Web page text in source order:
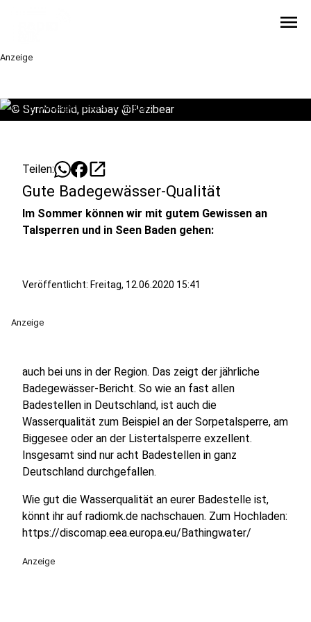
menu
Anzeige
© Symbolbild, pixabay @Pezibear
Teilen: open_in_new
Gute Badegewässer-Qualität
Im Sommer können wir mit gutem Gewissen an
Talsperren und in Seen Baden gehen:
Veröffentlicht: Freitag, 12.06.2020 15:41
Anzeige
auch bei uns in der Region. Das zeigt der jährliche
Badegewässer-Bericht. So wie an fast allen
Badestellen in Deutschland, ist auch die
Wasserqualität zum Beispiel an der Sorpetalsperre, am
Biggesee oder an der Listertalsperre exzellent.
Insgesamt sind nur acht Badestellen in ganz
Deutschland durchgefallen.
Wie gut die Wasserqualität an eurer Badestelle ist,
könnt ihr auf radiomk.de nachschauen. Zum Hochladen:
https://discomap.eea.europa.eu/Bathingwater/
Anzeige